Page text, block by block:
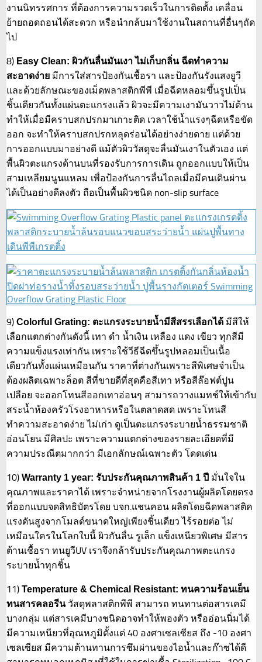
งานนิทรรศการ ที่ต้องการความรวดเร็วในการติดตั้ง เคลื่อน
ย้ายถอดถอนได้สะดวก หรือนำกล้บมาใช้งานในสถานที่อื่นๆถัด
ไป
8) Easy Clean: ผิวกันลื่นมันเงา ไม่เก็บกลิ่น ฉีดทำความ
สะอาดง่าย มีการใส่สารป้องกันเชื้อรา และป้องกันรังแสงยูวี
และด้วยลักษณะของเม็ดพลาสติกพีพี เมื่อฉีดหลอมขึ้นรูปเป็น
ชิ้นเดียวกันทั้งแผ่นตะแกรงแล้ว ผิวจะมีความเงามันวาวไม่ด้าน
ทำให้เมื่อมีคราบสกปรกมาเกาะติด เวลาใช้น้ำแรงๆฉีดหรือขัด
ออก จะทำให้คราบสกปรกหลุดร่อนได้อย่างง่ายดาย แต่ด้วย
การออกแบบมาอย่างดี แม้ตัวผิววัสดุจะลื่นมันเงาในตัวเอง แต่
พื้นผิวตะแกรงด้านบนที่รองรับการการเดิน ถูกออกแบบให้เป็น
สามเหลียมนูนแหลม เพื่อป้องกันการลื่นไถลเมื่อมีคนเดินผ่าน
ได้เป็นอย่างดีลงตัว ถือเป็นพื้นผิวชนิด non-slip surface
9) Colorful Grating: ตะแกรงระบายน้ำมีสีสรรเลือกได้ มีสีให้
เลือกแตกต่างกันดังนี้ เทา ดำ น้ำเงิน เหลือง แดง เขียว ทุกสีมี
ความแข็งแรงเท่ากัน เพราะใช้วีธีฉีดขึ้นรูปหลอมเป็นเนื้อ
เดียวกันทั้งแผ่นเหมือนกัน ราคาที่ต่างกันเพราะสีพิเศษจำเป็น
ต้องผลิตเฉพาะล็อต สีที่ขายดีที่สุดคือสีเทา หรือสีล๊อฟต์ปูน
เปลือย จะออกโทนสีออกเทาอ่อนๆ สามารถวางแมทช์ให้เข้ากับ
สระน้ำห้องครัวโรงอาหารหรือในตลาดสด เพราะโทนสี
ทำความสะอาดง่าย ไม่เก่า ดูเป็นตะแกรงระบายน้ำธรรมชาติ
อ่อนโยน มีศิลปะ เพราะความแตกต่างของรายละเอียดที่มี
ความประณีตมากกว่า มีเอกลักษณ์เฉพาะตัว โดดเด่น
10) Warranty 1 year: รับประกันคุณภาพสินค้า 1 ปี มั่นใจใน
คุณภาพและราคาได้ เพราะจำหน่ายจากโรงงานผู้ผลิตโดยตรง
ที่ออกแบบจดสิทธิบัตรโดย บจก.แชนคอน ผลิตโดยฉีดพลาสติค
แรงดันสูงจากโมลด์ขนาดใหญ่เพียงชิ้นเดียว ไร้รอยต่อ ไม่
เหมือนใครในโลกใบนี้ ผิวกันลื่น รูเล็ก แข็งเหนียวพิเศษ มีสาร
ต้านเชื้อรา ทนยูวีUV เราจึงกล้ารับประกันคุณภาพตะแกรง
ระบายน้ำทุกชิ้น
11) Temperature & Chemical Resistant: ทนความร้อนเย็น
ทนสารคลอรีน วัสดุพลาสติกพีพี สามารถ ทนทานต่อสารเคมี
บางกลุ่ม แต่สารเคมีบางชนิดอาจทำให้พองตัว หรืออ่อนนิ่มได้
มีความเหนียวที่อุณหภูมิตั้งแต่ 40 องศาเซลเซียส ถึง -10 องศา
เซลเซียส มีความต้านทานการซึมผ่านของไอน้ำและก๊าซได้ดี